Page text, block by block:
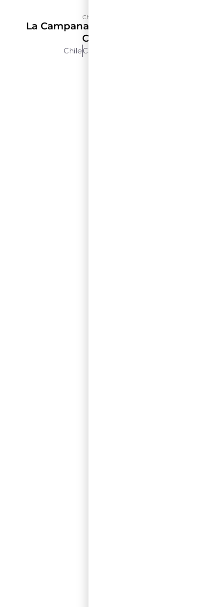
Château Los Boldos
La Campana Selección De Terroir
Carménère
ChileCachapoal